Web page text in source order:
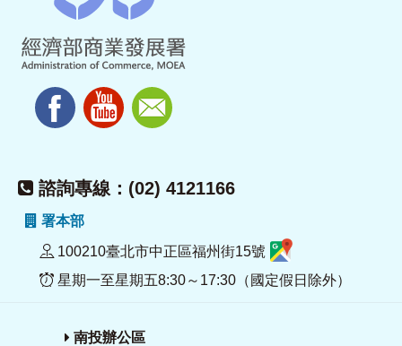
諮詢專線：(02) 4121166
署本部
100210臺北市中正區福州街15號
星期一至星期五8:30～17:30（國定假日除外）
南投辦公區